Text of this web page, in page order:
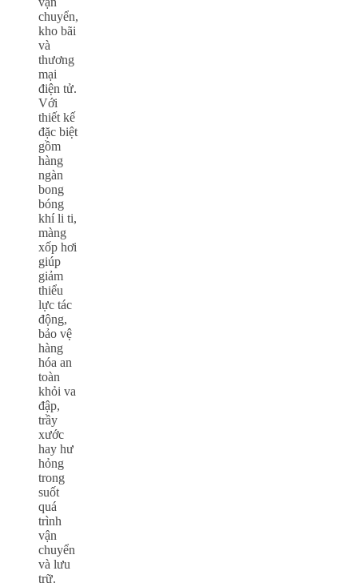
chuyển,
kho bãi
và
thương
mại
điện tử.
Với
thiết kế
đặc biệt
gồm
hàng
ngàn
bong
bóng
khí li ti,
màng
xốp hơi
giúp
giảm
thiểu
lực tác
động,
bảo vệ
hàng
hóa an
toàn
khỏi va
đập,
trầy
xước
hay hư
hỏng
trong
suốt
quá
trình
vận
chuyển
và lưu
trữ.